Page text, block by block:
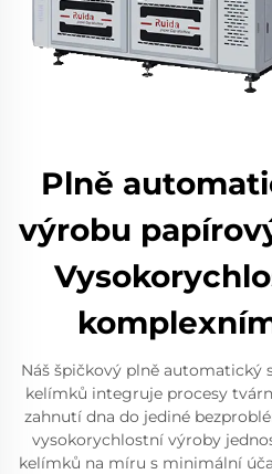
Plně
výrobu
Náš špičkový plně automatický
kelímků integruje procesy
zahnutí dna do jediné
vysokorychlostní výroby
kelímků na míru s minimální